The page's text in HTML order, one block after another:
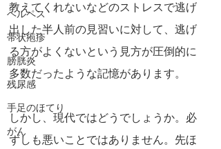
ヘルペス
帯状疱疹
膀胱炎
残尿感
手足のほてり
がん
教えてくれないなどのストレスで逃げ
出した半人前の見習いに対して、逃げ
る方がよくないという見方が圧倒的に
多数だったような記憶があります。
しかし、現代ではどうでしょうか。必
ずしも悪いことではありません。先ほ